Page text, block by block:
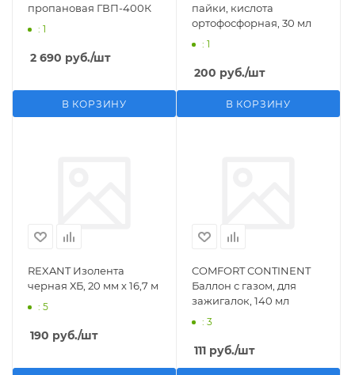
пропановая ГВП-400К
: 1
2 690 руб./шт
В КОРЗИНУ
пайки, кислота
ортофосфорная, 30 мл
: 1
200 руб./шт
В КОРЗИНУ
REXANT Изолента
черная ХБ, 20 мм х 16,7 м
: 5
190 руб./шт
COMFORT CONTINENT
Баллон с газом, для
зажигалок, 140 мл
: 3
111 руб./шт